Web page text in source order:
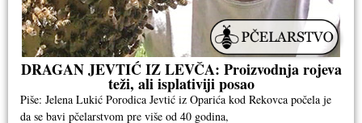
DRAGAN JEVTIĆ IZ LEVČA: Proizvodnja rojeva
teži, ali isplativiji posao
Piše: Jelena Lukić Porodica Jevtić iz Oparića kod Rekovca počela je
da se bavi pčelarstvom pre više od 40 godina,